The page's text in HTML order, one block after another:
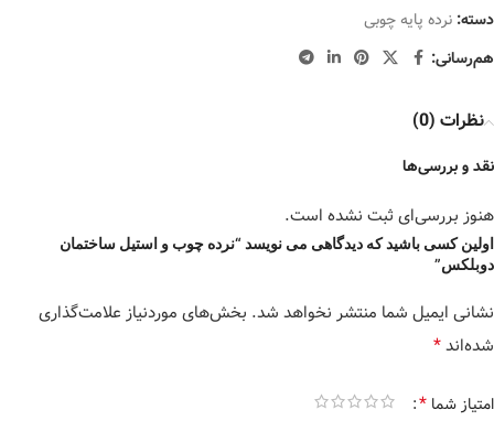
دسته: نرده پایه چوبی
هم‌رسانی:
نظرات (0)
نقد و بررسی‌ها
هنوز بررسی‌ای ثبت نشده است.
اولین کسی باشید که دیدگاهی می نویسد “نرده چوب و استیل ساختمان
دوبلکس”
نشانی ایمیل شما منتشر نخواهد شد. بخش‌های موردنیاز علامت‌گذاری
شده‌اند*
امتیاز شما *